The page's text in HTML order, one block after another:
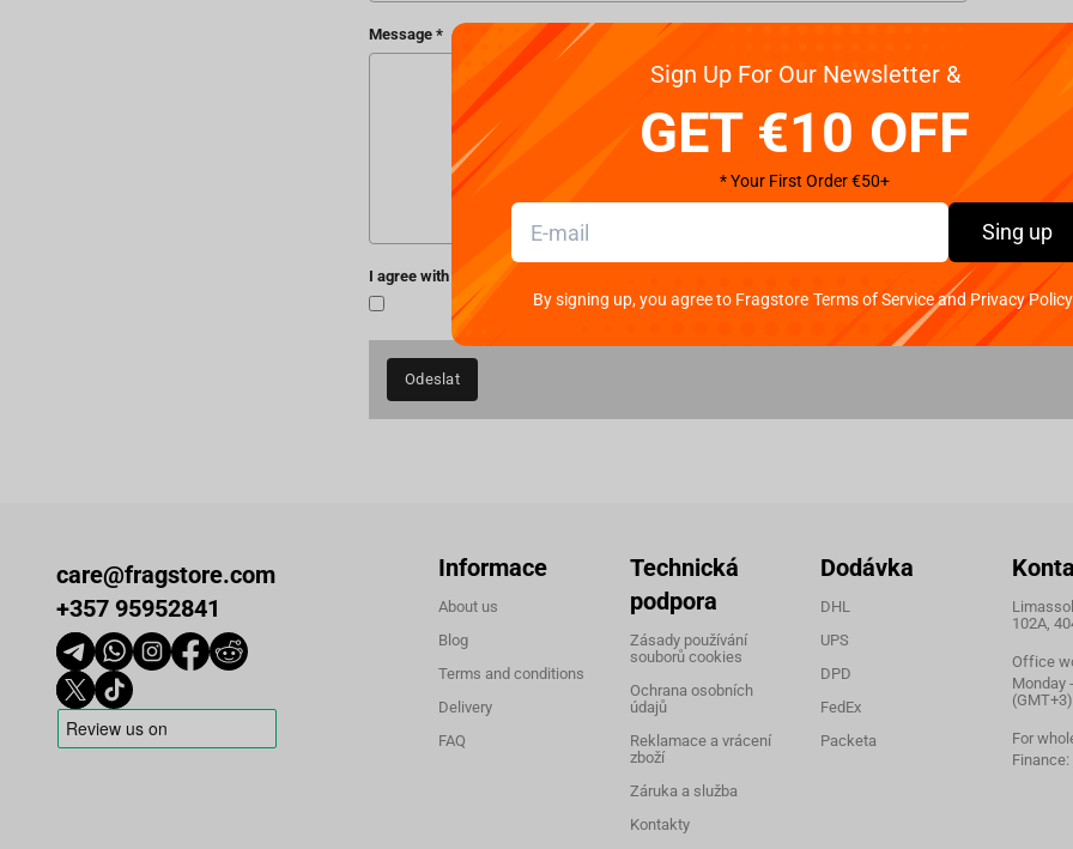
Message
I agree with processing my personal data in accordance with the law of Czech Republic.
Odeslat
care@fragstore.com
+357 95952841
Informace
About us
Blog
Terms and conditions
Delivery
FAQ
Technická
podpora
Zásady používání
souborů cookies
Ochrana osobních
údajů
Reklamace a vrácení
zboží
Záruka a služba
Kontakty
Dodávka
DHL
UPS
DPD
FedEx
Packeta
102A,
Office
Monday
(GMT+3)
For
Finance:
Sign Up For Our Newsletter &
GET €10 OFF
* Your First Order €50+
Sing up
By signing up, you agree to Fragstore Terms of Service and Privacy